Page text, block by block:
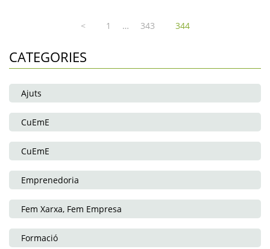
< 1 … 343 344
CATEGORIES
Ajuts
CuEmE
CuEmE
Emprenedoria
Fem Xarxa, Fem Empresa
Formació